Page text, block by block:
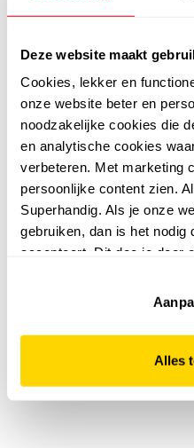
Deze website maakt
Cookies, lekker en
onze website beter en
noodzakelijke cookies die
en analytische cookies
verbeteren. Met marketing
persoonlijke content zien.
Superhandig. Als je onze
gebruiken, dan is het nodig
accepteert. Dit doe je door
website niet optimaal
Alles